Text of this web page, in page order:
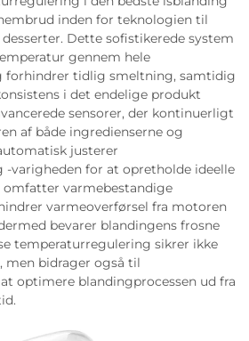
inden for teknologien til
Dette sofistikerede system
gennem hele
forhindrer tidlig smeltning, samtidig
i det endelige produkt
sensorer, der kontinuerligt
af både ingredienserne og
justerer
-varigheden for at opretholde ideelle
omfatter varmebestandige
varmeoverførsel fra motoren
bevarer blandingens frosne
temperaturregulering sikrer ikke
men bidrager også til
optimere blandingprocessen ud fra